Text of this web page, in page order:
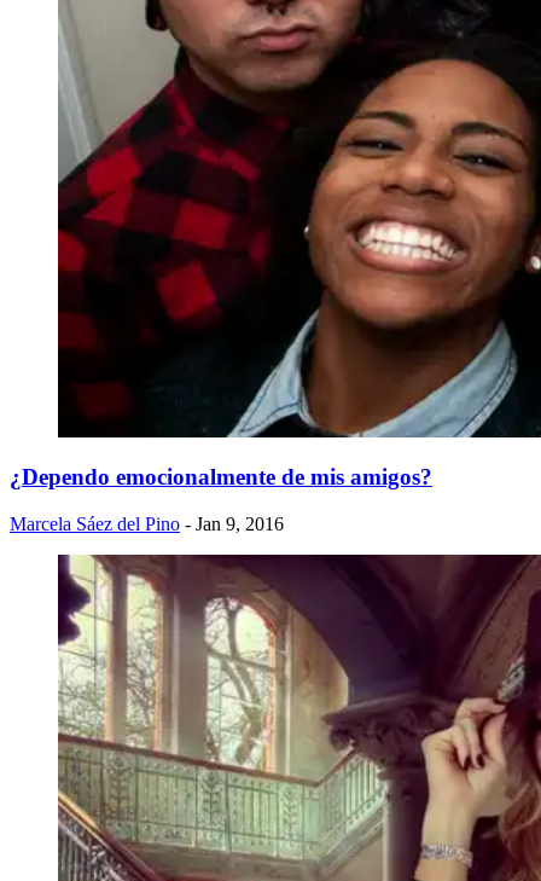
¿Dependo emocionalmente de mis amigos?
Marcela Sáez del Pino - Jan 9, 2016